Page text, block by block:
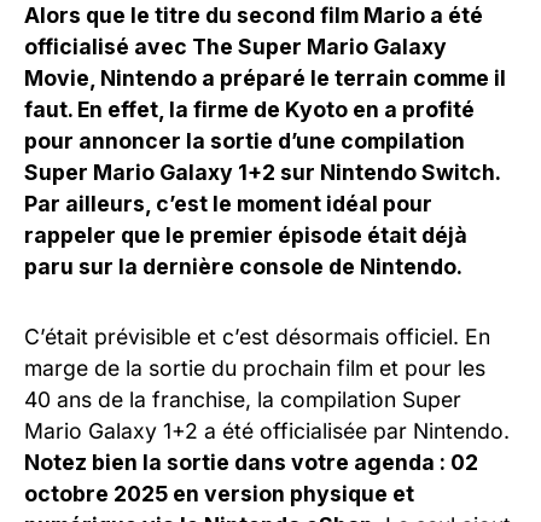
Alors que le titre du second film Mario a été
officialisé avec The Super Mario Galaxy
Movie, Nintendo a préparé le terrain comme il
faut. En effet, la firme de Kyoto en a profité
pour annoncer la sortie d’une compilation
Super Mario Galaxy 1+2 sur Nintendo Switch.
Par ailleurs, c’est le moment idéal pour
rappeler que le premier épisode était déjà
paru sur la dernière console de Nintendo.
C’était prévisible et c’est désormais officiel. En
marge de la sortie du prochain film et pour les
40 ans de la franchise, la compilation Super
Mario Galaxy 1+2 a été officialisée par Nintendo.
Notez bien la sortie dans votre agenda : 02
octobre 2025 en version physique et